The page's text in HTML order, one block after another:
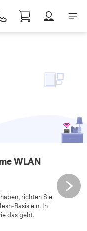
WLAN
richten Sie
Basis ein. In
das geht.